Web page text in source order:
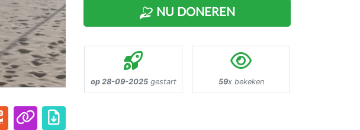
NU DONEREN
op 28-09-2025gestart 59x bekeken